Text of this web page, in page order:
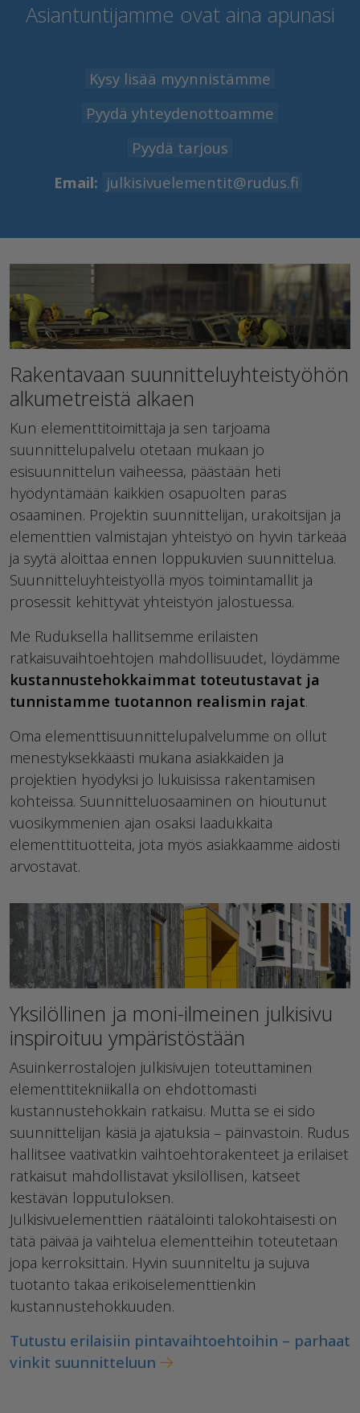
Asiantuntijamme ovat aina apunasi
Kysy lisää myynnistämme
Pyydä yhteydenottoamme
Pyydä tarjous
Email: julkisivuelementit@rudus.fi
Rakentavaan suunnitteluyhteistyöhön
alkumetreistä alkaen
Kun elementtitoimittaja ja sen tarjoama
suunnittelupalvelu otetaan mukaan jo
esisuunnittelun vaiheessa, päästään heti
hyödyntämään kaikkien osapuolten paras
osaaminen. Projektin suunnittelijan, urakoitsijan ja
elementtien valmistajan yhteistyö on hyvin tärkeää
ja syytä aloittaa ennen loppukuvien suunnittelua.
Suunnitteluyhteistyöllä myös toimintamallit ja
prosessit kehittyvät yhteistyön jalostuessa.
Me Ruduksella hallitsemme erilaisten
ratkaisuvaihtoehtojen mahdollisuudet, löydämme
kustannustehokkaimmat toteutustavat ja
tunnistamme tuotannon realismin rajat.
Oma elementtisuunnittelupalvelumme on ollut
menestyksekkäästi mukana asiakkaiden ja
projektien hyödyksi jo lukuisissa rakentamisen
kohteissa. Suunnitteluosaaminen on hioutunut
vuosikymmenien ajan osaksi laadukkaita
elementtituotteita, jota myös asiakkaamme aidosti
arvostavat.
Yksilöllinen ja moni-ilmeinen julkisivu
inspiroituu ympäristöstään
Asuinkerrostalojen julkisivujen toteuttaminen
elementtitekniikalla on ehdottomasti
kustannustehokkain ratkaisu. Mutta se ei sido
suunnittelijan käsiä ja ajatuksia – päinvastoin. Rudus
hallitsee vaativatkin vaihtoehtorakenteet ja erilaiset
ratkaisut mahdollistavat yksilöllisen, katseet
kestävän lopputuloksen.
Julkisivuelementtien räätälöinti talokohtaisesti on
tätä päivää ja vaihtelua elementteihin toteutetaan
jopa kerroksittain. Hyvin suunniteltu ja sujuva
tuotanto takaa erikoiselementtienkin
kustannustehokkuuden.
Tutustu erilaisiin pintavaihtoehtoihin – parhaat
vinkit suunnitteluun